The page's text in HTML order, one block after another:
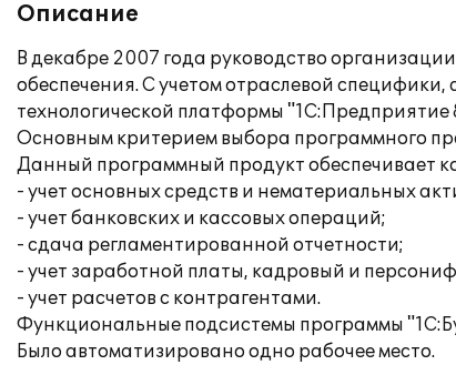
Описание
В декабре 2007 года руководство
обеспечения. С учетом отраслевой
технологической платформы "1С:Предприятие
Основным критерием выбора программного
Данный программный продукт обеспечивает
- учет основных средств и нематериальных
- учет банковских и кассовых операций;
- сдача регламентированной отчетности;
- учет заработной платы, кадровый и
- учет расчетов с контрагентами.
Функциональные подсистемы программы
Было автоматизировано одно рабочее место.